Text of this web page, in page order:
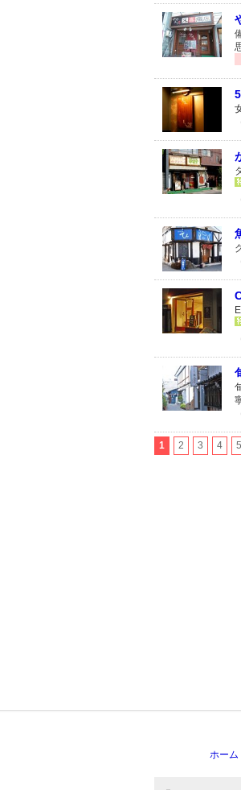
1 2 3 4 5
ホーム